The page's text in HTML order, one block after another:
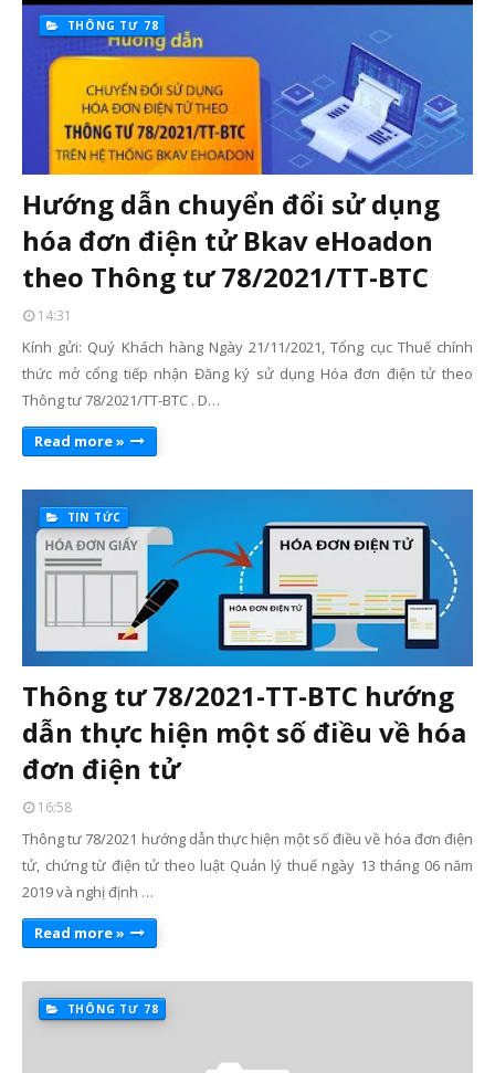
THÔNG TƯ 78
Hướng dẫn chuyển đổi sử dụng
hóa đơn điện tử Bkav eHoadon
theo Thông tư 78/2021/TT-BTC
14:31
Kính gửi: Quý Khách hàng Ngày 21/11/2021, Tổng cục Thuế chính
thức mở cổng tiếp nhận Đăng ký sử dụng Hóa đơn điện tử theo
Thông tư 78/2021/TT-BTC . D…
Read more »
TIN TỨC
Thông tư 78/2021-TT-BTC hướng
dẫn thực hiện một số điều về hóa
đơn điện tử
16:58
Thông tư 78/2021 hướng dẫn thực hiện một số điều về hóa đơn điện
tử, chứng từ điện tử theo luật Quản lý thuế ngày 13 tháng 06 năm
2019 và nghị định …
Read more »
THÔNG TƯ 78